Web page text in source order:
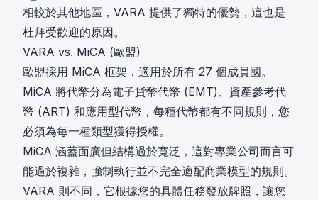
相較於其他地區，VARA 提供了獨特的優勢，這也是
杜拜受歡迎的原因。
VARA vs. MiCA (歐盟)
歐盟採用 MiCA 框架，適用於所有 27 個成員國。
MiCA 將代幣分為電子貨幣代幣 (EMT)、資產參考代
幣 (ART) 和應用型代幣，每種代幣都有不同規則，您
必須為每一種類型獲得授權。
MiCA 涵蓋面廣但結構過於寬泛，這對專業公司而言可
能過於複雜，強制執行並不完全適配商業模型的規則。
VARA 則不同，它根據您的具體任務發放牌照，讓您